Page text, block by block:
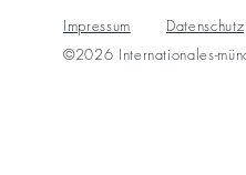
Impressum
Datenschutz
©2026 Internationales-